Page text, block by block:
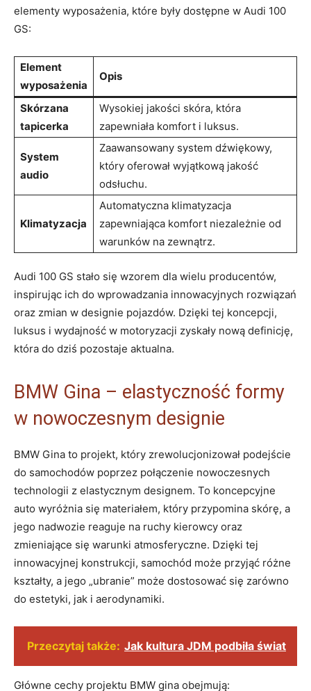
elementy wyposażenia, które były dostępne w Audi 100
GS:
Element
wyposażenia
Opis
Skórzana
tapicerka
Wysokiej jakości skóra, która
zapewniała komfort i luksus.
System
audio
Zaawansowany system dźwiękowy,
który oferował wyjątkową jakość
odsłuchu.
Klimatyzacja
Automatyczna klimatyzacja
zapewniająca komfort niezależnie od
warunków na zewnątrz.
Audi 100 GS stało się wzorem dla wielu producentów,
inspirując ich do wprowadzania innowacyjnych rozwiązań
oraz zmian w designie pojazdów. Dzięki tej koncepcji,
luksus i wydajność w motoryzacji zyskały nową definicję,
która do dziś pozostaje aktualna.
BMW Gina – elastyczność formy
w nowoczesnym designie
BMW Gina to projekt, który zrewolucjonizował podejście
do samochodów poprzez połączenie nowoczesnych
technologii z elastycznym designem. To koncepcyjne
auto wyróżnia się materiałem, który przypomina skórę, a
jego nadwozie reaguje na ruchy kierowcy oraz
zmieniające się warunki atmosferyczne. Dzięki tej
innowacyjnej konstrukcji, samochód może przyjąć różne
kształty, a jego „ubranie” może dostosować się zarówno
do estetyki, jak i aerodynamiki.
Przeczytaj także: Jak kultura JDM podbiła świat
Główne cechy projektu BMW gina obejmują: